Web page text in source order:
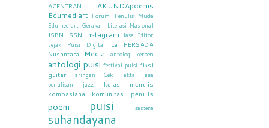
ACENTRAN
AKUNDApoems
Edumediart Forum Penulis Muda
Edumediart Gerakan Literasi Nasional
ISBN ISSN Instagram Jasa Editor
Jejak Puisi Digital
La PERSADA
Nusantara
Media antologi cerpen
antologi puisi festival puisi fiksi
guitar
jaringan Cek Fakta
jasa
penulisan
jazz
kelas menulis
kompasiana
komunitas penulis
poem puisi sastera
suhandayana